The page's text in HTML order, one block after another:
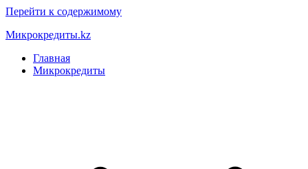
Перейти к содержимому
Микрокредиты.kz
Главная
Микрокредиты